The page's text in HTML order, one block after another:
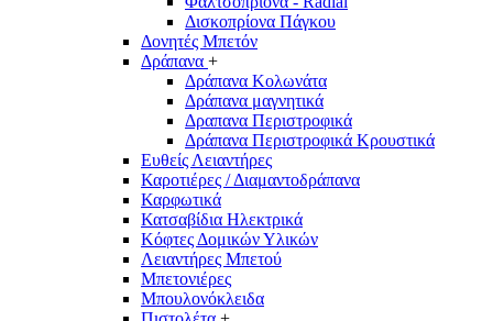
Δισκοπρίονα Πάγκου
Δονητές Μπετόν
Δράπανα +
Δράπανα Κολωνάτα
Δράπανα μαγνητικά
Δραπανα Περιστροφικά
Δράπανα Περιστροφικά Κρουστικά
Ευθείς Λειαντήρες
Καροτιέρες / Διαμαντοδράπανα
Καρφωτικά
Κατσαβίδια Ηλεκτρικά
Κόφτες Δομικών Υλικών
Λειαντήρες Μπετού
Μπετονιέρες
Μπουλονόκλειδα